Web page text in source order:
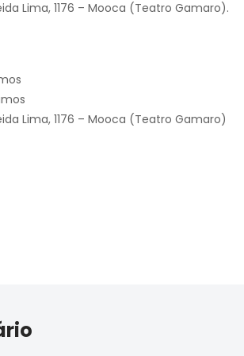
Lima, 1176 – Mooca (Teatro Gamaro).
Lima, 1176 – Mooca (Teatro Gamaro)